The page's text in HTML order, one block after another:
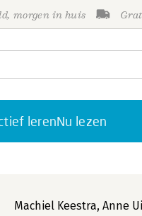
morgen in huis
lerenNu lezen
Machiel Keestra,Anne